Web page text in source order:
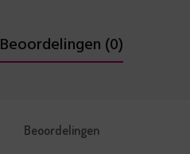
Beoordelingen (0)
Beoordelingen